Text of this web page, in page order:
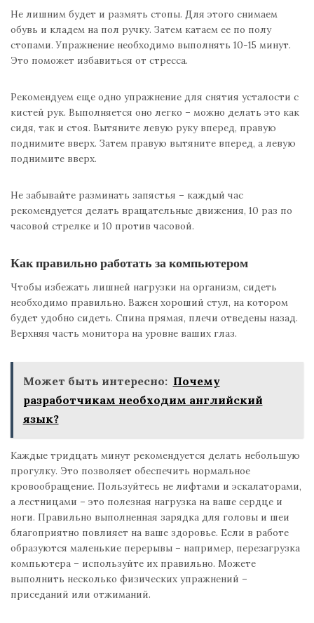
Не лишним будет и размять стопы. Для этого снимаем
обувь и кладем на пол ручку. Затем катаем ее по полу
стопами. Упражнение необходимо выполнять 10-15 минут.
Это поможет избавиться от стресса.
Рекомендуем еще одно упражнение для снятия усталости с
кистей рук. Выполняется оно легко – можно делать это как
сидя, так и стоя. Вытяните левую руку вперед, правую
поднимите вверх. Затем правую вытяните вперед, а левую
поднимите вверх.
Не забывайте разминать запястья – каждый час
рекомендуется делать вращательные движения, 10 раз по
часовой стрелке и 10 против часовой.
Как правильно работать за компьютером
Чтобы избежать лишней нагрузки на организм, сидеть
необходимо правильно. Важен хороший стул, на котором
будет удобно сидеть. Спина прямая, плечи отведены назад.
Верхняя часть монитора на уровне ваших глаз.
Может быть интересно: Почему
разработчикам необходим английский
язык?
Каждые тридцать минут рекомендуется делать небольшую
прогулку. Это позволяет обеспечить нормальное
кровообращение. Пользуйтесь не лифтами и эскалаторами,
а лестницами – это полезная нагрузка на ваше сердце и
ноги. Правильно выполненная зарядка для головы и шеи
благоприятно повлияет на ваше здоровье. Если в работе
образуются маленькие перерывы – например, перезагрузка
компьютера – используйте их правильно. Можете
выполнить несколько физических упражнений –
приседаний или отжиманий.